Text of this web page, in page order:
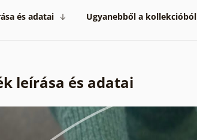
és adatai Ugyanebből a kollekcióból
leírása és adatai